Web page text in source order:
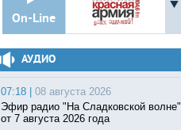
On-Line
АУДИО
07:18 |
08 августа 2026
Эфир радио "На Сладковской волне"
от 7 августа 2026 года